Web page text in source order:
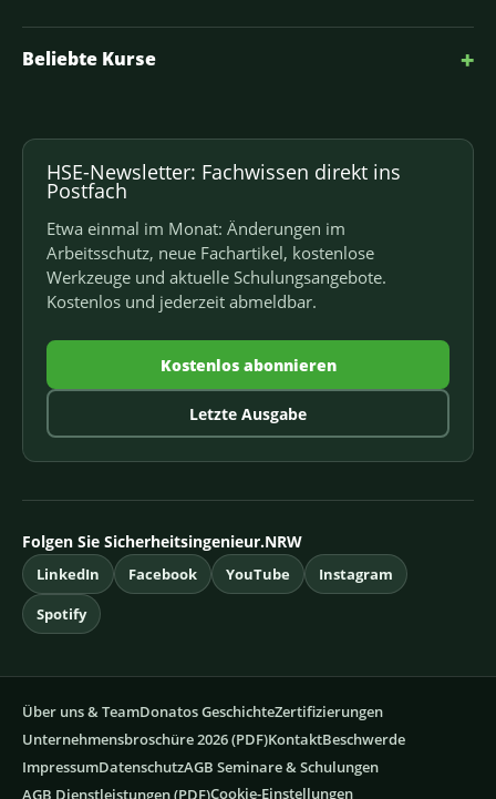
Beliebte Kurse +
HSE-Newsletter: Fachwissen direkt ins
Postfach
Etwa einmal im Monat: Änderungen im
Arbeitsschutz, neue Fachartikel, kostenlose
Werkzeuge und aktuelle Schulungsangebote.
Kostenlos und jederzeit abmeldbar.
Kostenlos abonnieren
Letzte Ausgabe
Folgen Sie Sicherheitsingenieur.NRW
LinkedIn Facebook YouTube
Instagram
Spotify
Über uns & TeamDonatos GeschichteZertifizierungen
Unternehmensbroschüre 2026 (PDF)KontaktBeschwerde
ImpressumDatenschutzAGB Seminare & Schulungen
AGB Dienstleistungen (PDF)Cookie-Einstellungen